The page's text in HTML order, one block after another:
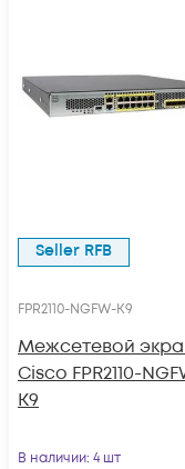
Seller RFB
FPR2110-NGFW-K9
Межсетевой
Cisco FPR2110-
K9
В наличии: 4 шт